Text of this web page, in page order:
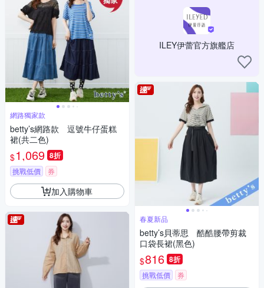
網路獨家款
betty’s網路款 逗號牛仔蛋糕
裙(共二色)
$1,069 8折
挑戰低價 券
加入購物車
ILEY伊蕾官方旗艦店
春夏新品
betty’s貝蒂思 酷酷腰帶剪裁
口袋長裙(黑色)
$816 8折
挑戰低價 券